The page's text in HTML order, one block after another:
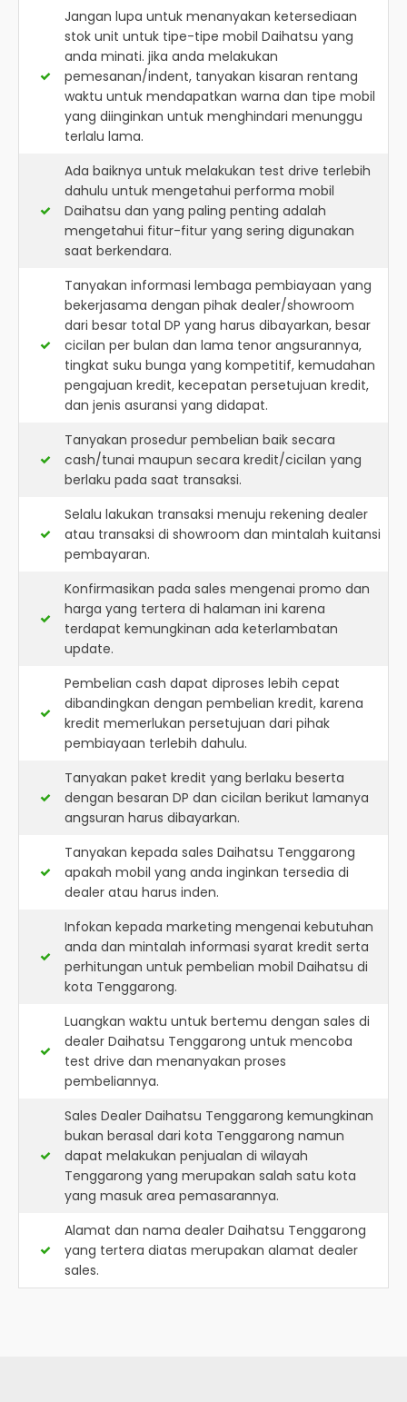
Jangan lupa untuk menanyakan ketersediaan
stok unit untuk tipe-tipe mobil Daihatsu yang
anda minati. jika anda melakukan
pemesanan/indent, tanyakan kisaran rentang
waktu untuk mendapatkan warna dan tipe mobil
yang diinginkan untuk menghindari menunggu
terlalu lama.
Ada baiknya untuk melakukan test drive terlebih
dahulu untuk mengetahui performa mobil
Daihatsu dan yang paling penting adalah
mengetahui fitur-fitur yang sering digunakan
saat berkendara.
Tanyakan informasi lembaga pembiayaan yang
bekerjasama dengan pihak dealer/showroom
dari besar total DP yang harus dibayarkan, besar
cicilan per bulan dan lama tenor angsurannya,
tingkat suku bunga yang kompetitif, kemudahan
pengajuan kredit, kecepatan persetujuan kredit,
dan jenis asuransi yang didapat.
Tanyakan prosedur pembelian baik secara
cash/tunai maupun secara kredit/cicilan yang
berlaku pada saat transaksi.
Selalu lakukan transaksi menuju rekening dealer
atau transaksi di showroom dan mintalah kuitansi
pembayaran.
Konfirmasikan pada sales mengenai promo dan
harga yang tertera di halaman ini karena
terdapat kemungkinan ada keterlambatan
update.
Pembelian cash dapat diproses lebih cepat
dibandingkan dengan pembelian kredit, karena
kredit memerlukan persetujuan dari pihak
pembiayaan terlebih dahulu.
Tanyakan paket kredit yang berlaku beserta
dengan besaran DP dan cicilan berikut lamanya
angsuran harus dibayarkan.
Tanyakan kepada sales Daihatsu Tenggarong
apakah mobil yang anda inginkan tersedia di
dealer atau harus inden.
Infokan kepada marketing mengenai kebutuhan
anda dan mintalah informasi syarat kredit serta
perhitungan untuk pembelian mobil Daihatsu di
kota Tenggarong.
Luangkan waktu untuk bertemu dengan sales di
dealer Daihatsu Tenggarong untuk mencoba
test drive dan menanyakan proses
pembeliannya.
Sales Dealer Daihatsu Tenggarong kemungkinan
bukan berasal dari kota Tenggarong namun
dapat melakukan penjualan di wilayah
Tenggarong yang merupakan salah satu kota
yang masuk area pemasarannya.
Alamat dan nama dealer Daihatsu Tenggarong
yang tertera diatas merupakan alamat dealer
sales.